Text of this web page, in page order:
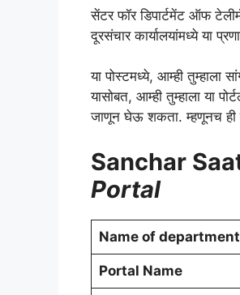
सेंटर फॉर डिपार्टमेंट ऑफ
दूरसंचार कार्यालयांमध्ये या
या पोस्टमध्ये, आम्ही तुम्हाला
यासोबत, आम्ही तुम्हाला या
जाणून घेऊ शकता. म्हणूनच ही
Sanchar
Portal
Name of department
Portal Name